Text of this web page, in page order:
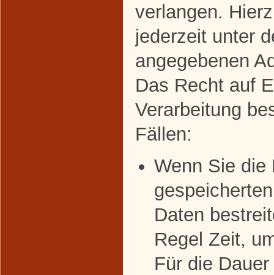
verlangen.
jederzeit unter
angegebenen
Das Recht auf
Verarbeitung
Fällen:
Wenn Sie die
Daten
Regel Zeit,
Für die